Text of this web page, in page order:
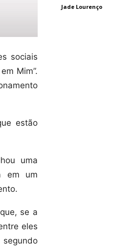
sociais
Mim”.
estão
uma
em um
se a
eles
segundo
Jade Lourenço